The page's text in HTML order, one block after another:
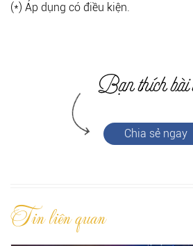
(*) Áp dụng có điều kiện.
Chia sẻ ngay
Tin liên quan